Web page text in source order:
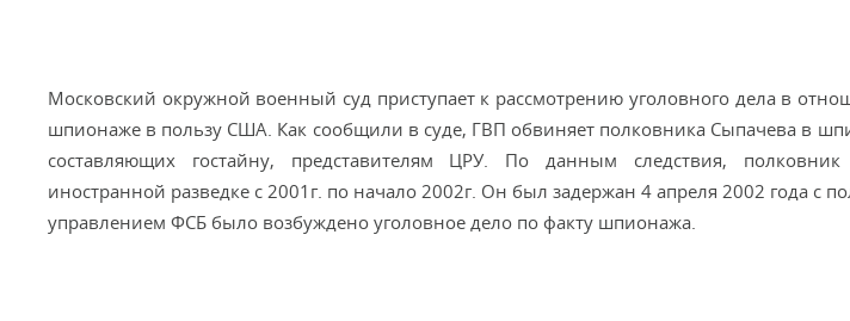
Московский окружной военный суд приступает к рассмотрению уголовного дела в
шпионаже в пользу США. Как сообщили в суде, ГВП обвиняет полковника Сыпачева в
составляющих гостайну, представителям ЦРУ. По данным следствия, полковник
иностранной разведке с 2001г. по начало 2002г. Он был задержан 4 апреля 2002 года с
управлением ФСБ было возбуждено уголовное дело по факту шпионажа.